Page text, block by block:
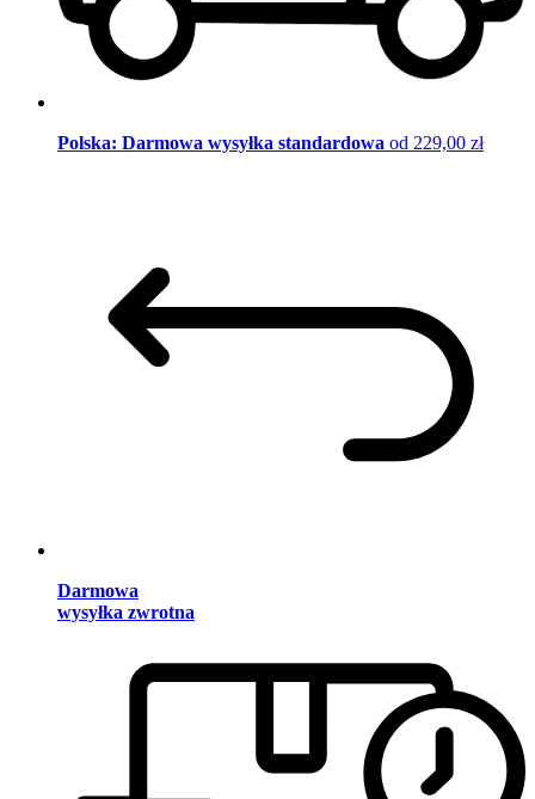
Polska: Darmowa wysyłka standardowa od 229,00 zł
Darmowa
wysyłka zwrotna